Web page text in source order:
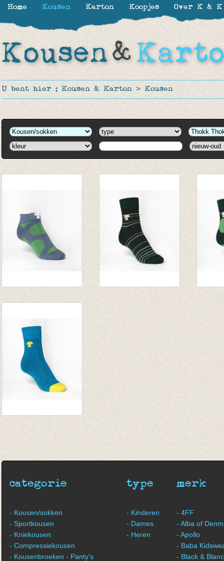
U bent hier : Kousen & Karton > Kousen
€ 7,00
categorie
- Kousen/sokken
- Sportkousen
- Kniekousen
- Compressiekousen
- Kousenbroeken - Panty's
type
- Kinderen
- Dames
- Heren
merk
- 4FF
- Alba of
- Apollo
- Baba
- Black &
Home Kousen Karton Koopjes Over K & K